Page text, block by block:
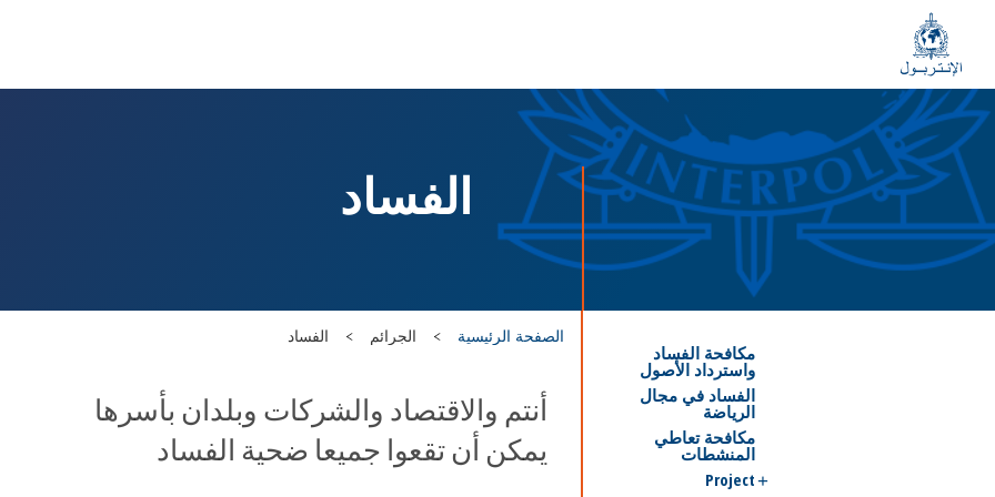
الفساد
الصفحة الرئيسية الجرائم الفساد
مكافحة الفساد
واسترداد الأصول
الفساد في مجال
الرياضة
مكافحة تعاطي
المنشطات
Project
أنتم والاقتصاد والشركات وبلدان بأسرها
يمكن أن تقعوا جميعا ضحية الفساد